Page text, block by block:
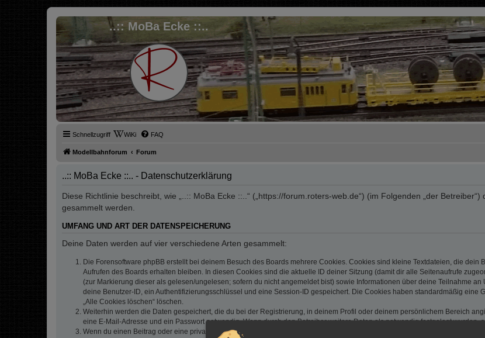
..:: MoBa Ecke ::..
Schnellzugriff WiKi FAQ
Modellbahnforum Forum
..:: MoBa Ecke ::.. - Datenschutzerklärung
Diese Richtlinie beschreibt, wie „..:: MoBa Ecke ::..“ („https://forum.roters-web.de“) (im Folgenden „der
gesammelt werden.
UMFANG UND ART DER DATENSPEICHERUNG
Deine Daten werden auf vier verschiedene Arten gesammelt:
Die Forensoftware phpBB erstellt bei deinem Besuch des Boards mehrere Cookies. Cookies sind kleine Textdateien, die
Aufrufen des Boards erhalten bleiben. In diesen Cookies sind die aktuelle ID deiner Sitzung (damit dir alle Seitenaufrufe
(zur Markierung dieser als gelesen/ungelesen; sofern du nicht angemeldet bist) sowie Informationen über deine Teilnahme
deine Benutzer-ID, ein Authentifizierungsschlüssel und eine Session-ID gespeichert. Die Cookies haben standardmäßig eine
„Alle Cookies löschen“ löschen.
Weiterhin werden die Daten gespeichert, die du bei der Registrierung, in deinem Profil oder deinem persönlichem Bereich
eine E-Mail-Adresse und ein Passwort notwendig. Wenn durch den Betreiber weitere Daten als notwendig festgelegt wurden,
Wenn du einen Beitrag oder eine private Nachricht erstellst, so werden die dort eingegebenen Daten ebenfalls gespeichert.